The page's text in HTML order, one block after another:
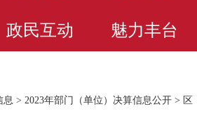
政民互动 魅力丰台
息 > 2023年部门（单位）决算信息公开 > 区